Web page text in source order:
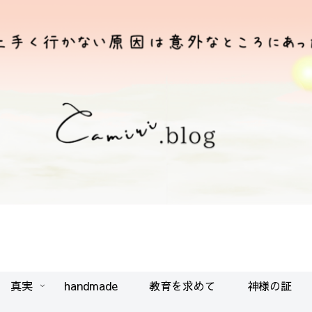
真実 handmade 教育を求めて 神様の証